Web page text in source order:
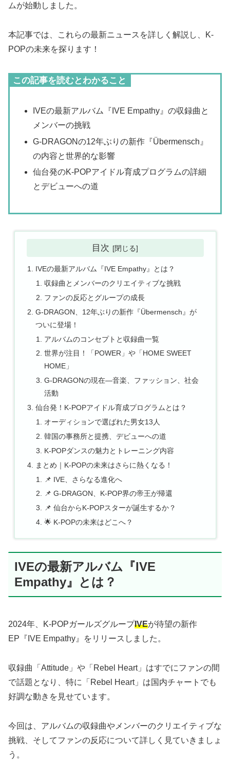
ムが始動しました。
本記事では、これらの最新ニュースを詳しく解説し、K-
POPの未来を探ります！
この記事を読むとわかること
IVEの最新アルバム『IVE Empathy』の収録曲と
メンバーの挑戦
G-DRAGONの12年ぶりの新作『Übermensch』
の内容と世界的な影響
仙台発のK-POPアイドル育成プログラムの詳細
とデビューへの道
目次
IVEの最新アルバム『IVE Empathy』とは？
収録曲とメンバーのクリエイティブな挑戦
ファンの反応とグループの成長
G-DRAGON、12年ぶりの新作『Übermensch』が
ついに登場！
アルバムのコンセプトと収録曲一覧
世界が注目！「POWER」や「HOME SWEET
HOME」
G-DRAGONの現在—音楽、ファッション、社会
活動
仙台発！K-POPアイドル育成プログラムとは？
オーディションで選ばれた男女13人
韓国の事務所と提携、デビューへの道
K-POPダンスの魅力とトレーニング内容
まとめ｜K-POPの未来はさらに熱くなる！
📌 IVE、さらなる進化へ
📌 G-DRAGON、K-POP界の帝王が帰還
📌 仙台からK-POPスターが誕生するか？
🌟 K-POPの未来はどこへ？
IVEの最新アルバム『IVE
Empathy』とは？
2024年、K-POPガールズグループIVEが待望の新作
EP『IVE Empathy』をリリースしました。
収録曲「Attitude」や「Rebel Heart」はすでにファンの間
で話題となり、特に「Rebel Heart」は国内チャートでも
好調な動きを見せています。
今回は、アルバムの収録曲やメンバーのクリエイティブな
挑戦、そしてファンの反応について詳しく見ていきましょ
う。